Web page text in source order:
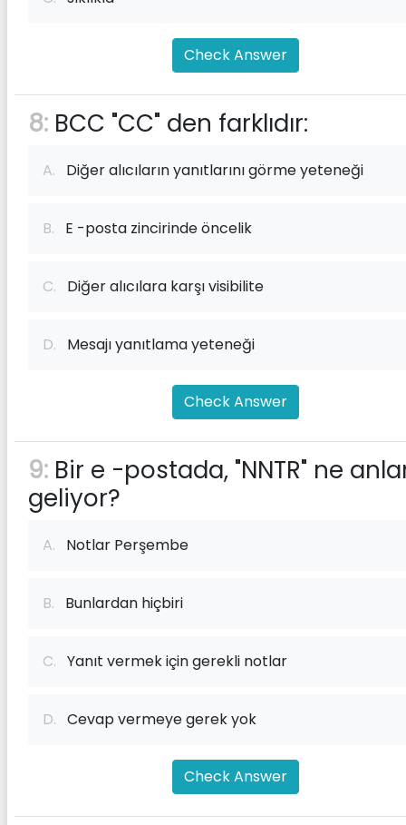
Check Answer
8: BCC "CC" den farklıdır:
A. Diğer alıcıların yanıtlarını görme yeteneği
B. E -posta zincirinde öncelik
C. Diğer alıcılara karşı visibilite
D. Mesajı yanıtlama yeteneği
Check Answer
9: Bir e -postada, "NNTR" ne
geliyor?
A. Notlar Perşembe
B. Bunlardan hiçbiri
C. Yanıt vermek için gerekli notlar
D. Cevap vermeye gerek yok
Check Answer